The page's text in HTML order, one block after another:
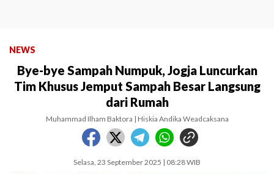
NEWS
Bye-bye Sampah Numpuk, Jogja Luncurkan
Tim Khusus Jemput Sampah Besar Langsung
dari Rumah
Muhammad Ilham Baktora | Hiskia Andika Weadcaksana
Selasa, 23 September 2025 | 08:28 WIB